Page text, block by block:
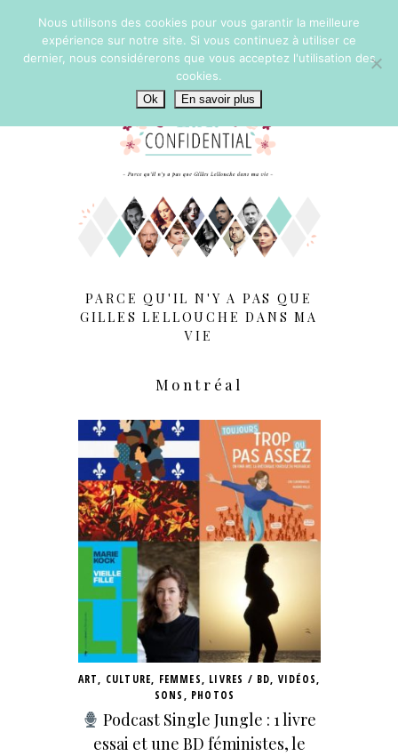
PARCE QU'IL N'Y A PAS QUE
GILLES LELLOUCHE DANS MA
VIE
Montréal
ART, CULTURE, FEMMES, LIVRES / BD, VIDÉOS,
SONS, PHOTOS
Podcast Single Jungle : 1 livre
essai et une BD féministes, le
Nous utilisons des cookies pour vous garantir la meilleure
expérience sur notre site. Si vous continuez à utiliser ce
dernier, nous considérerons que vous acceptez l'utilisation des
cookies.
Ok En savoir plus